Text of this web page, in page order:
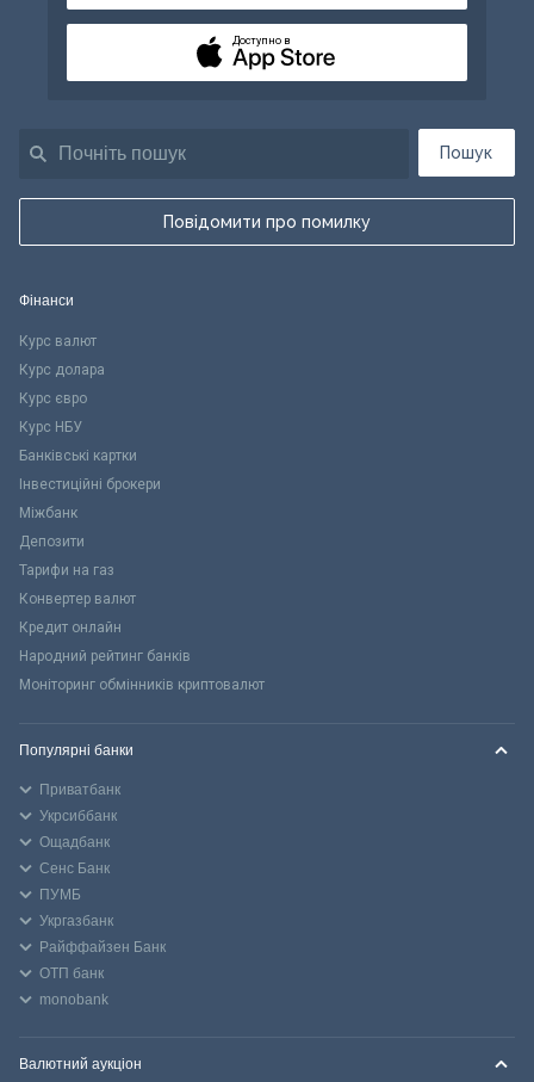
Пошук
Повідомити про помилку
Доступно в
Фінанси
Курс валют
Курс долара
Курс євро
Курс НБУ
Банківські картки
Інвестиційні брокери
Міжбанк
Депозити
Тарифи на газ
Конвертер валют
Кредит онлайн
Народний рейтинг банків
Моніторинг обмінників криптовалют
Популярні банки
Приватбанк
Укрсиббанк
Ощадбанк
Сенс Банк
ПУМБ
Укргазбанк
Райффайзен Банк
ОТП банк
monobank
Валютний аукціон